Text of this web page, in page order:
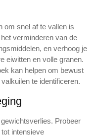
om snel af te vallen is
verminderen van de
en verhoog je
eiwitten en volle granen.
kan helpen om bewust
te identificeren.
Probeer
intensieve